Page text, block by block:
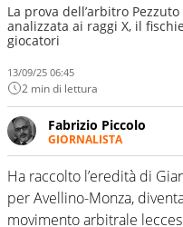
La prova dell’arbitro
analizzata ai raggi X, il
giocatori
13/09/25 06:45
2 min di lettura
Fabrizio Piccolo
GIORNALISTA
Nella sua carriera ha
sportive e collaborato
competenza,
prevalentemente di
Ha raccolto l’eredità di
per Avellino-Monza,
movimento arbitrale